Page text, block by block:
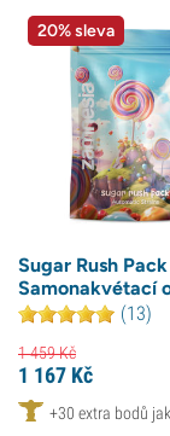
20% sleva
Sugar Rush
Samonakvétací
(13)
1 459Kč
1 167 Kč
+30 extra bodů